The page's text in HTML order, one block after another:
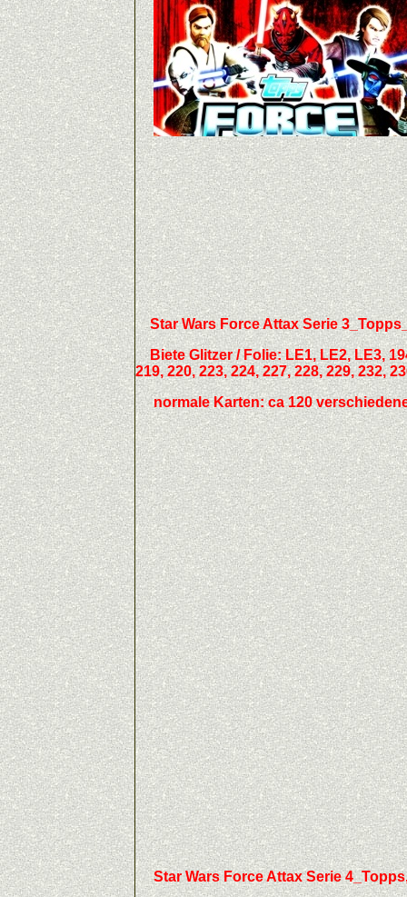
Star Wars Force Attax Serie
BieteGlitzer / Folie:LE1, LE2, LE3,
219, 220, 223, 224, 227, 228, 229, 232,
normale Karten: ca 120
Star Wars Force Attax Serie